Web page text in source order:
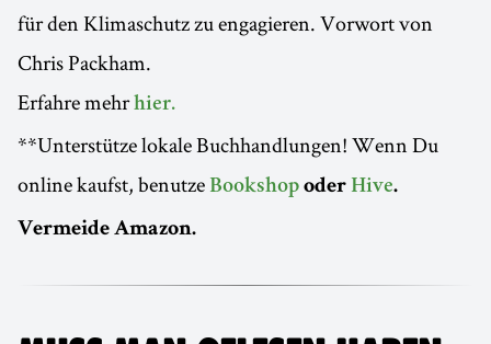
für den Klimaschutz zu engagieren. Vorwort von
Chris Packham.
Erfahre mehrhier.
**Unterstütze lokale Buchhandlungen! Wenn Du
online kaufst, benutze Bookshop oder Hive.
Vermeide Amazon.